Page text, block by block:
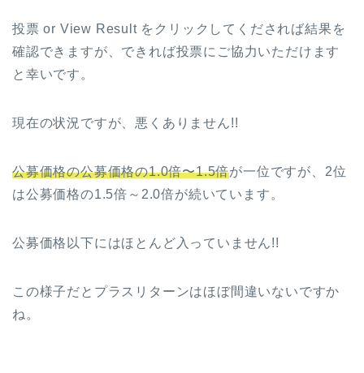
投票 or View Result をクリックしてくだされば結果を
確認できますが、できれば投票にご協力いただけます
と幸いです。
現在の状況ですが、悪くありません!!
公募価格の公募価格の1.0倍〜1.5倍が一位ですが、2位
は公募価格の1.5倍～2.0倍が続いています。
公募価格以下にはほとんど入っていません!!
この様子だとプラスリターンはほぼ間違いないですか
ね。